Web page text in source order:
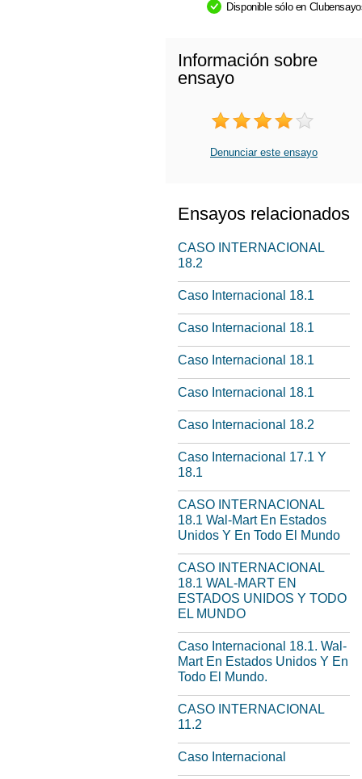
Disponible sólo en
Información sobre
ensayo
Denunciar este ensayo
Ensayos relacionados
CASO INTERNACIONAL
18.2
Caso Internacional 18.1
Caso Internacional 18.1
Caso Internacional 18.1
Caso Internacional 18.1
Caso Internacional 18.2
Caso Internacional 17.1 Y
18.1
CASO INTERNACIONAL
18.1 Wal-Mart En Estados
Unidos Y En Todo El Mundo
CASO INTERNACIONAL
18.1 WAL-MART EN
ESTADOS UNIDOS Y TODO
EL MUNDO
Caso Internacional 18.1. Wal-
Mart En Estados Unidos Y En
Todo El Mundo.
CASO INTERNACIONAL
11.2
Caso Internacional